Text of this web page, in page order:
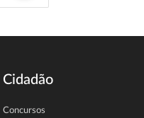
Cidadão
Concursos